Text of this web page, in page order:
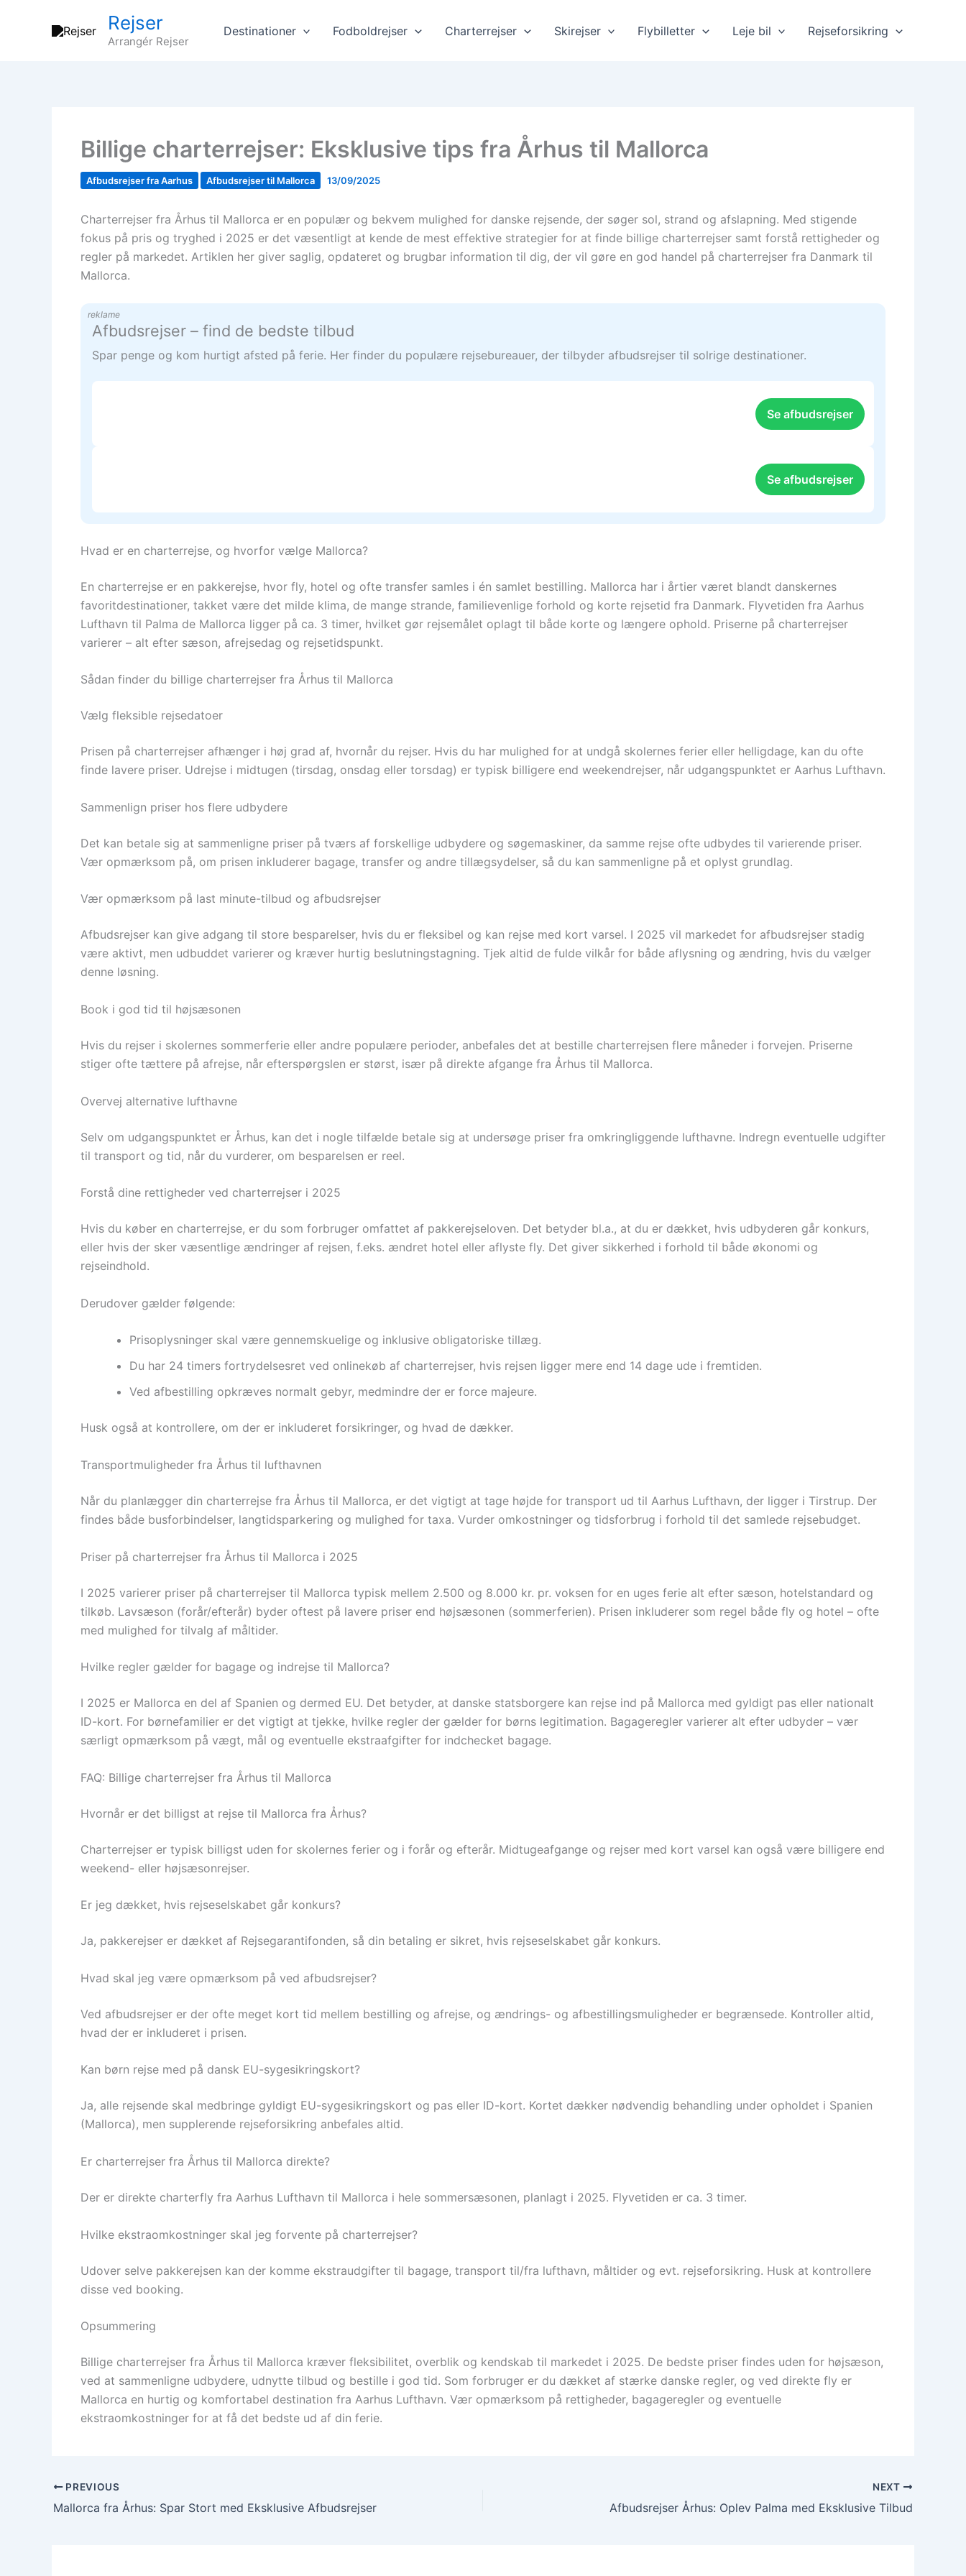
Rejser
Arrangér Rejser
Destinationer Fodboldrejser Charterrejser Skirejser Flybilletter Leje bil Rejseforsikring
Billige charterrejser: Eksklusive tips fra Århus til Mallorca
Afbudsrejser fra Aarhus Afbudsrejser til Mallorca 13/09/2025
Charterrejser fra Århus til Mallorca er en populær og bekvem mulighed for danske rejsende, der søger sol, strand og afslapning. Med stigende
fokus på pris og tryghed i 2025 er det væsentligt at kende de mest effektive strategier for at finde billige charterrejser samt forstå rettigheder og
regler på markedet. Artiklen her giver saglig, opdateret og brugbar information til dig, der vil gøre en god handel på charterrejser fra Danmark til
Mallorca.
reklame
Afbudsrejser – find de bedste tilbud
Spar penge og kom hurtigt afsted på ferie. Her finder du populære rejsebureauer, der tilbyder afbudsrejser til solrige destinationer.
Se afbudsrejser
Se afbudsrejser
Hvad er en charterrejse, og hvorfor vælge Mallorca?
En charterrejse er en pakkerejse, hvor fly, hotel og ofte transfer samles i én samlet bestilling. Mallorca har i årtier været blandt danskernes
favoritdestinationer, takket være det milde klima, de mange strande, familievenlige forhold og korte rejsetid fra Danmark. Flyvetiden fra Aarhus
Lufthavn til Palma de Mallorca ligger på ca. 3 timer, hvilket gør rejsemålet oplagt til både korte og længere ophold. Priserne på charterrejser
varierer – alt efter sæson, afrejsedag og rejsetidspunkt.
Sådan finder du billige charterrejser fra Århus til Mallorca
Vælg fleksible rejsedatoer
Prisen på charterrejser afhænger i høj grad af, hvornår du rejser. Hvis du har mulighed for at undgå skolernes ferier eller helligdage, kan du ofte
finde lavere priser. Udrejse i midtugen (tirsdag, onsdag eller torsdag) er typisk billigere end weekendrejser, når udgangspunktet er Aarhus Lufthavn.
Sammenlign priser hos flere udbydere
Det kan betale sig at sammenligne priser på tværs af forskellige udbydere og søgemaskiner, da samme rejse ofte udbydes til varierende priser.
Vær opmærksom på, om prisen inkluderer bagage, transfer og andre tillægsydelser, så du kan sammenligne på et oplyst grundlag.
Vær opmærksom på last minute-tilbud og afbudsrejser
Afbudsrejser kan give adgang til store besparelser, hvis du er fleksibel og kan rejse med kort varsel. I 2025 vil markedet for afbudsrejser stadig
være aktivt, men udbuddet varierer og kræver hurtig beslutningstagning. Tjek altid de fulde vilkår for både aflysning og ændring, hvis du vælger
denne løsning.
Book i god tid til højsæsonen
Hvis du rejser i skolernes sommerferie eller andre populære perioder, anbefales det at bestille charterrejsen flere måneder i forvejen. Priserne
stiger ofte tættere på afrejse, når efterspørgslen er størst, især på direkte afgange fra Århus til Mallorca.
Overvej alternative lufthavne
Selv om udgangspunktet er Århus, kan det i nogle tilfælde betale sig at undersøge priser fra omkringliggende lufthavne. Indregn eventuelle udgifter
til transport og tid, når du vurderer, om besparelsen er reel.
Forstå dine rettigheder ved charterrejser i 2025
Hvis du køber en charterrejse, er du som forbruger omfattet af pakkerejseloven. Det betyder bl.a., at du er dækket, hvis udbyderen går konkurs,
eller hvis der sker væsentlige ændringer af rejsen, f.eks. ændret hotel eller aflyste fly. Det giver sikkerhed i forhold til både økonomi og
rejseindhold.
Derudover gælder følgende:
Prisoplysninger skal være gennemskuelige og inklusive obligatoriske tillæg.
Du har 24 timers fortrydelsesret ved onlinekøb af charterrejser, hvis rejsen ligger mere end 14 dage ude i fremtiden.
Ved afbestilling opkræves normalt gebyr, medmindre der er force majeure.
Husk også at kontrollere, om der er inkluderet forsikringer, og hvad de dækker.
Transportmuligheder fra Århus til lufthavnen
Når du planlægger din charterrejse fra Århus til Mallorca, er det vigtigt at tage højde for transport ud til Aarhus Lufthavn, der ligger i Tirstrup. Der
findes både busforbindelser, langtidsparkering og mulighed for taxa. Vurder omkostninger og tidsforbrug i forhold til det samlede rejsebudget.
Priser på charterrejser fra Århus til Mallorca i 2025
I 2025 varierer priser på charterrejser til Mallorca typisk mellem 2.500 og 8.000 kr. pr. voksen for en uges ferie alt efter sæson, hotelstandard og
tilkøb. Lavsæson (forår/efterår) byder oftest på lavere priser end højsæsonen (sommerferien). Prisen inkluderer som regel både fly og hotel – ofte
med mulighed for tilvalg af måltider.
Hvilke regler gælder for bagage og indrejse til Mallorca?
I 2025 er Mallorca en del af Spanien og dermed EU. Det betyder, at danske statsborgere kan rejse ind på Mallorca med gyldigt pas eller nationalt
ID-kort. For børnefamilier er det vigtigt at tjekke, hvilke regler der gælder for børns legitimation. Bagageregler varierer alt efter udbyder – vær
særligt opmærksom på vægt, mål og eventuelle ekstraafgifter for indchecket bagage.
FAQ: Billige charterrejser fra Århus til Mallorca
Hvornår er det billigst at rejse til Mallorca fra Århus?
Charterrejser er typisk billigst uden for skolernes ferier og i forår og efterår. Midtugeafgange og rejser med kort varsel kan også være billigere end
weekend- eller højsæsonrejser.
Er jeg dækket, hvis rejseselskabet går konkurs?
Ja, pakkerejser er dækket af Rejsegarantifonden, så din betaling er sikret, hvis rejseselskabet går konkurs.
Hvad skal jeg være opmærksom på ved afbudsrejser?
Ved afbudsrejser er der ofte meget kort tid mellem bestilling og afrejse, og ændrings- og afbestillingsmuligheder er begrænsede. Kontroller altid,
hvad der er inkluderet i prisen.
Kan børn rejse med på dansk EU-sygesikringskort?
Ja, alle rejsende skal medbringe gyldigt EU-sygesikringskort og pas eller ID-kort. Kortet dækker nødvendig behandling under opholdet i Spanien
(Mallorca), men supplerende rejseforsikring anbefales altid.
Er charterrejser fra Århus til Mallorca direkte?
Der er direkte charterfly fra Aarhus Lufthavn til Mallorca i hele sommersæsonen, planlagt i 2025. Flyvetiden er ca. 3 timer.
Hvilke ekstraomkostninger skal jeg forvente på charterrejser?
Udover selve pakkerejsen kan der komme ekstraudgifter til bagage, transport til/fra lufthavn, måltider og evt. rejseforsikring. Husk at kontrollere
disse ved booking.
Opsummering
Billige charterrejser fra Århus til Mallorca kræver fleksibilitet, overblik og kendskab til markedet i 2025. De bedste priser findes uden for højsæson,
ved at sammenligne udbydere, udnytte tilbud og bestille i god tid. Som forbruger er du dækket af stærke danske regler, og ved direkte fly er
Mallorca en hurtig og komfortabel destination fra Aarhus Lufthavn. Vær opmærksom på rettigheder, bagageregler og eventuelle
ekstraomkostninger for at få det bedste ud af din ferie.
PREVIOUS
Mallorca fra Århus: Spar Stort med Eksklusive Afbudsrejser
NEXT
Afbudsrejser Århus: Oplev Palma med Eksklusive Tilbud